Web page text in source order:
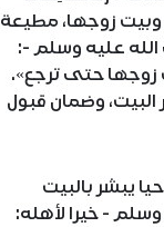
نفسها ومالها وبيت زوجها، مطيعة
الله عليه وسلم -:
زوجها حتى ترجع».
وضمان قبول
يبشر بالبيت
- خيرا لأهله: